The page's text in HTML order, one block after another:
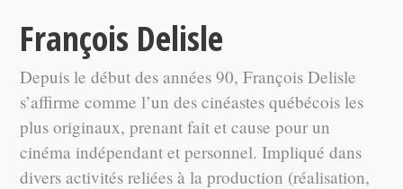
François Delisle
Depuis le début des années 90, François Delisle
s’affirme comme l’un des cinéastes québécois les
plus originaux, prenant fait et cause pour un
cinéma indépendant et personnel. Impliqué dans
divers activités reliées à la production (réalisation,